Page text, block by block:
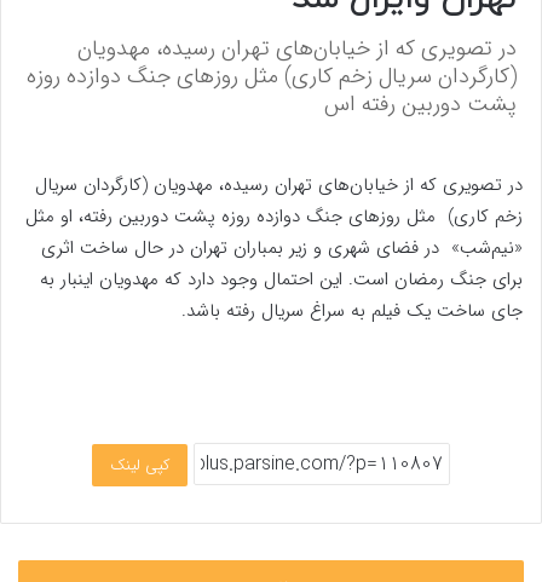
در تصویری که از خیابان‌های تهران رسیده، مهدویان
(کارگردان سریال زخم کاری) مثل روزهای جنگ دوازده روزه
پشت دوربین رفته اس
در تصویری که از خیابان‌های تهران رسیده، مهدویان (کارگردان سریال
زخم کاری) مثل روزهای جنگ دوازده روزه پشت دوربین رفته، او مثل
«نیم‌شب» در فضای شهری و زیر بمباران تهران در حال ساخت اثری
برای جنگ رمضان است. این احتمال وجود دارد که مهدویان اینبار به
جای ساخت یک فیلم به سراغ سریال رفته باشد.
کپی لینک